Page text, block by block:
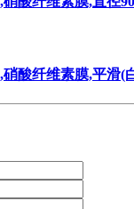
酸纤维素膜,平滑(